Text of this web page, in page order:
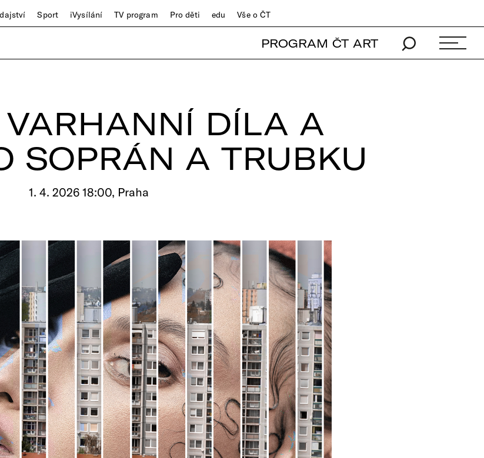
Sport iVysílání TV program Pro děti edu Vše o ČT
PROGRAM ČT ART
DÍLA A
SOPRÁN A TRUBKU
1. 4. 2026 18:00, Praha